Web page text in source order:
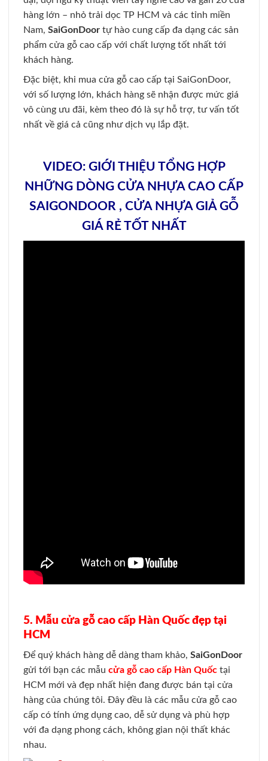
hàng lớn – nhỏ trải dọc TP HCM và các tỉnh miền
Nam, SaiGonDoor tự hào cung cấp đa dạng các sản
phẩm cửa gỗ cao cấp với chất lượng tốt nhất tới
khách hàng.
Đặc biệt, khi mua cửa gỗ cao cấp tại SaiGonDoor,
với số lượng lớn, khách hàng sẽ nhận được mức giá
vô cùng ưu đãi, kèm theo đó là sự hỗ trợ, tư vấn tốt
nhất về giá cả cũng như dịch vụ lắp đặt.
VIDEO: GIỚI THIỆU TỔNG HỢP
NHỮNG DÒNG CỬA NHỰA CAO CẤP
SAIGONDOOR , CỬA NHỰA GIẢ GỖ
GIÁ RẺ TỐT NHẤT
5. Mẫu cửa gỗ cao cấp Hàn Quốc đẹp tại
HCM
Để quý khách hàng dễ dàng tham khảo, SaiGonDoor
gửi tới bạn các mẫu cửa gỗ cao cấp Hàn Quốc tại
HCM mới và đẹp nhất hiện đang được bán tại cửa
hàng của chúng tôi. Đây đều là các mẫu cửa gỗ cao
cấp có tính ứng dụng cao, dễ sử dụng và phù hợp
với đa dạng phong cách, không gian nội thất khác
nhau.